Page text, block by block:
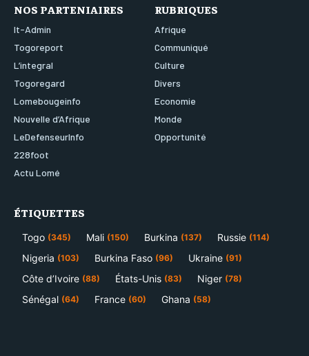
NOS PARTENIAIRES
It-Admin
Togoreport
L’integral
Togoregard
Lomebougeinfo
Nouvelle d’Afrique
LeDefenseurInfo
228foot
Actu Lomé
RUBRIQUES
Afrique
Communiqué
Culture
Divers
Economie
Monde
Opportunité
ÉTIQUETTES
Togo (345) Mali (150) Burkina (137) Russie (114)
Nigeria (103) Burkina Faso (96) Ukraine (91)
Côte d’Ivoire (88) États-Unis (83) Niger (78)
Sénégal (64) France (60) Ghana (58)